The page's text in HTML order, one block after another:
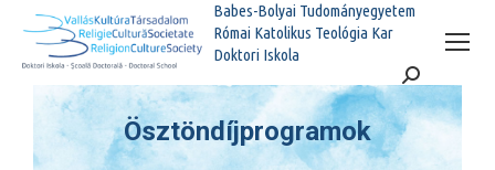
Babes-Bolyai Tudományegyetem
Római Katolikus Teológia Kar
Doktori Iskola
Search:
Ösztöndíjprogramok
You are here: